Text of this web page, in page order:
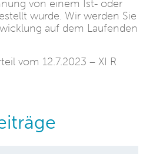
von einem Ist- oder
wurde. Wir werden Sie
auf dem Laufenden
vom 12.7.2023 – XI R